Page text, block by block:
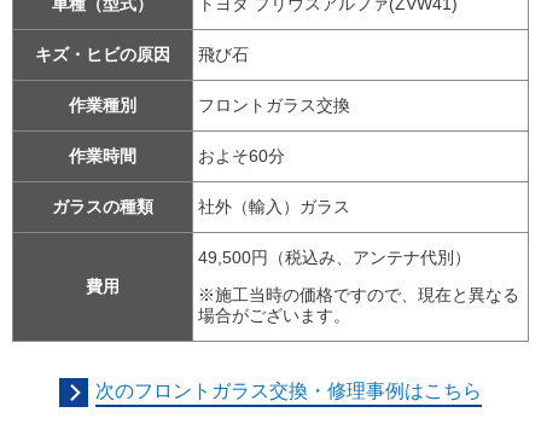
キズ・ヒビの原因 飛び石
作業種別 フロントガラス交換
作業時間 およそ60分
ガラスの種類 社外（輸入）ガラス
費用
49,500円（税込み、アンテナ代別）
※施工当時の価格ですので、現在と異なる
場合がございます。
次のフロントガラス交換・修理事例はこちら